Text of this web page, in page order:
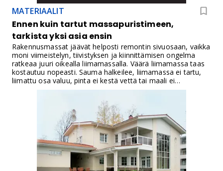
mutta kaikkiin rakenteisiin se ei sovi. Märkätiloissa,
lattioissa, ääntä eristävissä rakenteissa, palosuojauksessa
ja ulkoseinän tuulensuojassa tarvitaan levyltä erilaisia
ominaisuuksia. Siksi ennen ostamista tulee selvittää, tuleeko
levy seinään vai kattoon, kuivaan vai kosteaan tilaan,
uudisrakentamiseen vai vanhan pinnan päälle tehtävään
saneeraukseen.Tässä artikkelissa käymme läpi yleisimmät
kipsilevyt ja niiden käyttökohteet: normaalin kipsilevyn,
erikoiskovan levyn, lattiakipsilevyn, märkätilalevyt,
saneerauslevyn, tuulensuojakipsilevyn sekä palo-, ääni- ja
akustiikkalevyt.
MATERIAALIT
Ennen kuin tartut massapuristimeen,
tarkista yksi asia ensin
Rakennusmassat jäävät helposti remontin sivuosaan, vaikka
moni viimeistelyn, tiivistyksen ja kiinnittämisen ongelma
ratkeaa juuri oikealla liimamassalla. Väärä liimamassa taas
kostautuu nopeasti. Sauma halkeilee, liimamassa ei tartu,
liimattu osa valuu, pinta ei kestä vettä tai maali ei
tartu.Rakennuskemian WTF-tuoteperhe on kehitetty
ratkaisun. Tuotteen valinta kannattaa tehdä käyttökohteen
mukaan, sillä sama massa ei sovi joka paikkaan.